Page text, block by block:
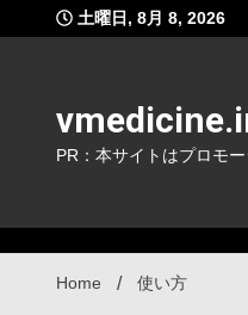
to
土曜日, 8月 8, 2026
PR：本サイトはプロモ
Home 使い方